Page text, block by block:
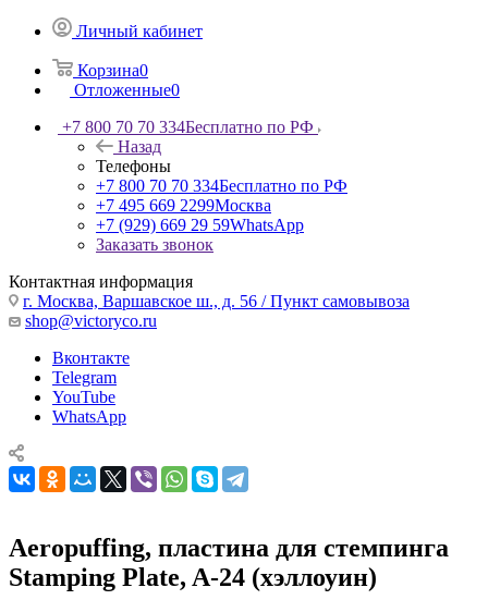
Личный кабинет
Корзина0
Отложенные0
+7 800 70 70 334Бесплатно по РФ
Назад
Телефоны
+7 800 70 70 334Бесплатно по РФ
+7 495 669 2299Москва
+7 (929) 669 29 59WhatsApp
Заказать звонок
Контактная информация
г. Москва, Варшавское ш., д. 56 / Пункт самовывоза
shop@victoryco.ru
Вконтакте
Telegram
YouTube
WhatsApp
Aeropuffing, пластина для стемпинга
Stamping Plate, A-24 (хэллоуин)